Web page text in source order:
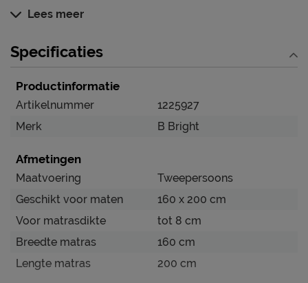
Dit hoeslaken blinkt uit in
schone was
Uitstekende pasvorm dankzij rekbaar jersey én
extra elastiek in de hoeken
Jersey voelt zacht en soepel aan
Kreukvrij door jersey weeftechniek
Geschikt voor toppers met een hoogte tot 8 cm
Fris slaapklimaat dankzij ventilerend katoen
Verzorging & Garantie
Je nieuwe hoeslaken wil je natuurlijk zo lang mogelijk
mooi én schoon houden. Alle schoonmaakinstructies,
vinden bij de kopjes ‘Onderhoud’ en ‘Goed om te weten’.
Lees meer
Specificaties
Productinformatie
Artikelnummer
1225927
Merk
B Bright
Afmetingen
Maatvoering
Tweepersoons
Geschikt voor maten
160 x 200 cm
Voor matrasdikte
tot 8 cm
Breedte matras
160 cm
Lengte matras
200 cm